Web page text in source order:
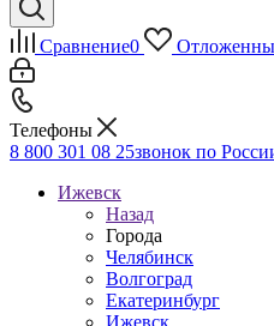
Сравнение0
Телефоны
8 800 301 08 25звонок по
Ижевск
Назад
Города
Челябинск
Волгоград
Екатеринбург
Ижевск